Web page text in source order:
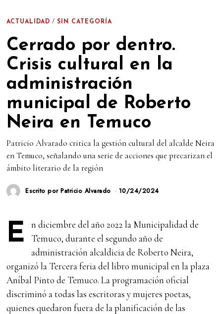
ACTUALIDAD / SIN CATEGORÍA
Cerrado por dentro.
Crisis cultural en la
administración
municipal de Roberto
Neira en Temuco
Patricio Alvarado critica la gestión cultural del alcalde Neira
en Temuco, señalando una serie de acciones que precarizan el
ámbito literario de la región
Escrito porPatricio Alvarado 10/24/2024
E
n diciembre del año 2022 la Municipalidad de
Temuco, durante el segundo año de
administración alcaldicia de Roberto Neira,
organizó la Tercera feria del libro municipal en la plaza
Aníbal Pinto de Temuco. La programación oficial
discriminó a todas las escritoras y mujeres poetas,
quienes quedaron fuera de la planificación de las